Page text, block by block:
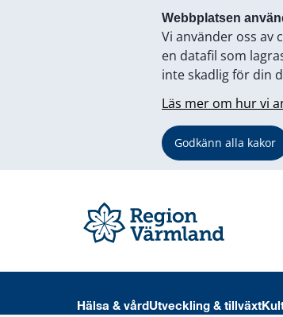
Webbplatsen
Vi använder oss av
en datafil som
inte skadlig för din
Läs mer om hur vi
Godkänn alla kakor
Hälsa & vård Utveckling & tillväxt